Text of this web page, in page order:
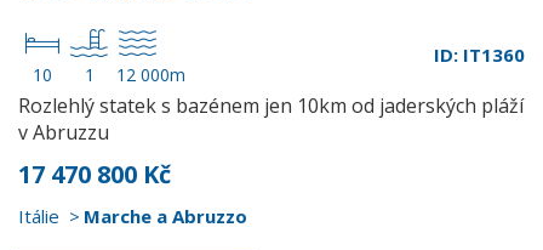
10 1 12 000m
ID: IT1360
Rozlehlý statek s bazénem jen 10km od jaderských pláží
v Abruzzu
17 470 800 Kč
Itálie Marche a Abruzzo